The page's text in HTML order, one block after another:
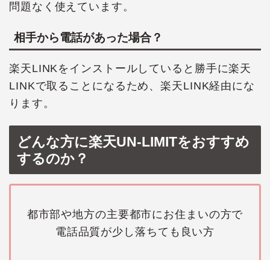
問題なく使えています。
相手から電話があった場合？
楽天LINKをインストールしていると勝手に楽天
LINKで取ることになるため、楽天LINK経由にな
ります。
どんな方に楽天UN-LIMITをおすすめ
するのか？
都市部や地方の主要都市にお住まいの方で
電話品質が少し落ちても良い方